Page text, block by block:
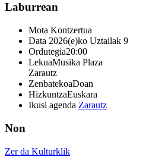
Laburrean
Mota Kontzertua
Data 2026(e)ko Uztailak 9
Ordutegia20:00
LekuaMusika Plaza
Zarautz
ZenbatekoaDoan
HizkuntzaEuskara
Ikusi agenda Zarautz
Non
Zer da Kulturklik